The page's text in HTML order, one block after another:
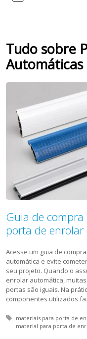
Tudo sobre
Automáticas
Guia de
porta de
Acesse um guia de
automática e evite
seu projeto. Quando o
enrolar automática,
portas são iguais. Na
componentes utilizados
Tagged with:
materiais para porta de
material para porta de